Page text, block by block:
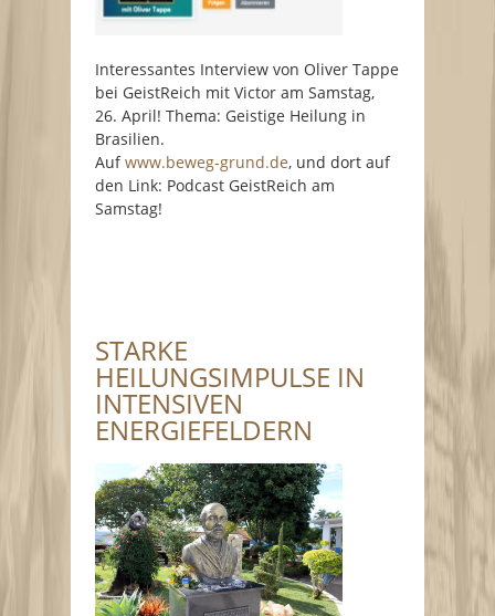
Interessantes Interview von Oliver Tappe
bei GeistReich mit Victor am Samstag,
26. April! Thema: Geistige Heilung in
Brasilien.
Aufwww.beweg-grund.de, und dort auf
den Link: Podcast GeistReich am
Samstag!
STARKE
HEILUNGSIMPULSE IN
INTENSIVEN
ENERGIEFELDERN